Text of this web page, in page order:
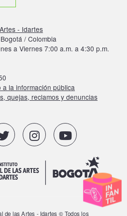
- Idartes
/ Colombia
a Viernes 7:00 a.m. a 4:30 p.m.
la información pública
quejas, reclamos y denuncias
de las Artes - Idartes © Todos los